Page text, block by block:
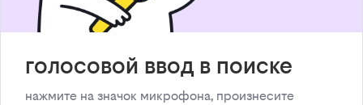
голосовой ввод в поиске
нажмите на значок микрофона, произнесите